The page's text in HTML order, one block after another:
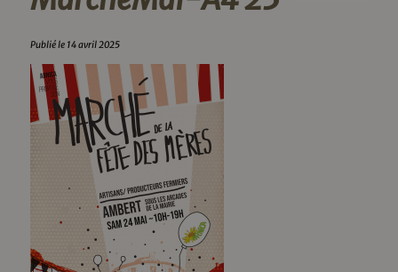
Publié le 14 avril 2025